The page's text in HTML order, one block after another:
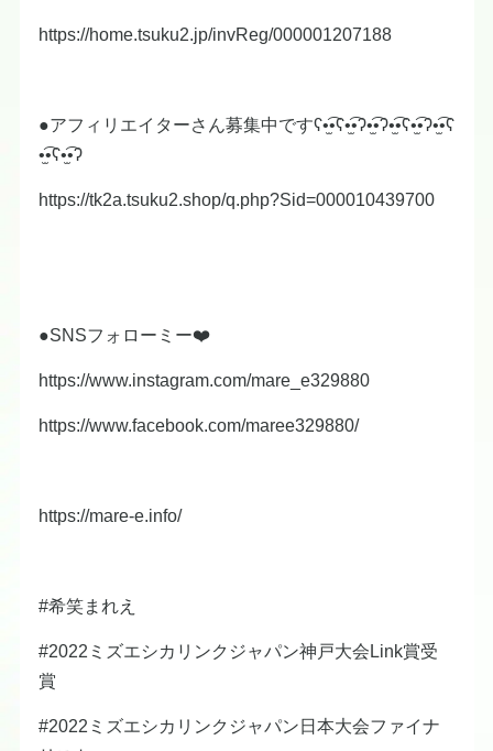
https://home.tsuku2.jp/invReg/000001207188
●アフィリエイターさん募集中ですʕ•̫͡•ʕ•̫͡•ʔ•̫͡•ʔ•̫͡•ʕ•̫͡•ʔ•̫͡•ʕ
•̫͡•ʕ•̫͡•ʔ
https://tk2a.tsuku2.shop/q.php?Sid=000010439700
●SNSフォローミー❤️
https://www.instagram.com/mare_e329880
https://www.facebook.com/maree329880/
https://mare-e.info/
#希笑まれえ
#2022ミズエシカリンクジャパン神戸大会Link賞受
賞
#2022ミズエシカリンクジャパン日本大会ファイナ